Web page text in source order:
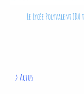
Le Lycée Polyvalent
>Actus